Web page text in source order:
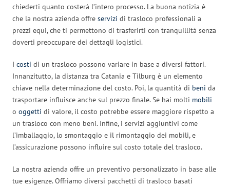
chiederti quanto costerà l’intero processo. La buona notizia è
che la nostra azienda offre servizi di trasloco professionali a
prezzi equi, che ti permettono di trasferirti con tranquillità senza
doverti preoccupare dei dettagli logistici.
I costi di un trasloco possono variare in base a diversi fattori.
Innanzitutto, la distanza tra Catania e Tilburg è un elemento
chiave nella determinazione del costo. Poi, la quantità di beni da
trasportare influisce anche sul prezzo finale. Se hai molti mobili
o oggetti di valore, il costo potrebbe essere maggiore rispetto a
un trasloco con meno beni. Infine, i servizi aggiuntivi come
l’imballaggio, lo smontaggio e il rimontaggio dei mobili, e
l’assicurazione possono influire sul costo totale del trasloco.
La nostra azienda offre un preventivo personalizzato in base alle
tue esigenze. Offriamo diversi pacchetti di trasloco basati